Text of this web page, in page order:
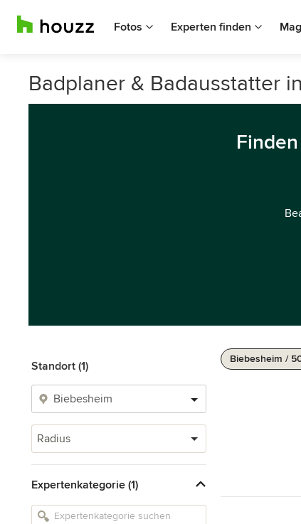
Fotos Experten finden
Badplaner & Badausstatter
Standort (1)
Radius
Expertenkategorie (1)
Biebesheim /